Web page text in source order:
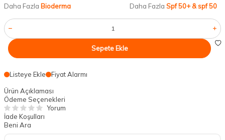
Daha Fazla Bioderma Daha Fazla Spf 50+ & spf 50
Sepete Ekle
Listeye Ekle Fiyat Alarmı
Ürün Açıklaması
Ödeme Seçenekleri
Yorum
İade Koşulları
Beni Ara